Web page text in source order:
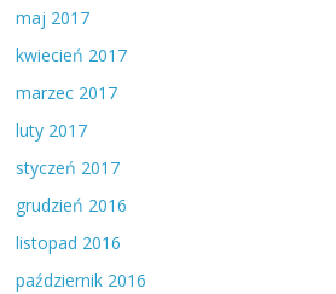
maj 2017
kwiecień 2017
marzec 2017
luty 2017
styczeń 2017
grudzień 2016
listopad 2016
październik 2016